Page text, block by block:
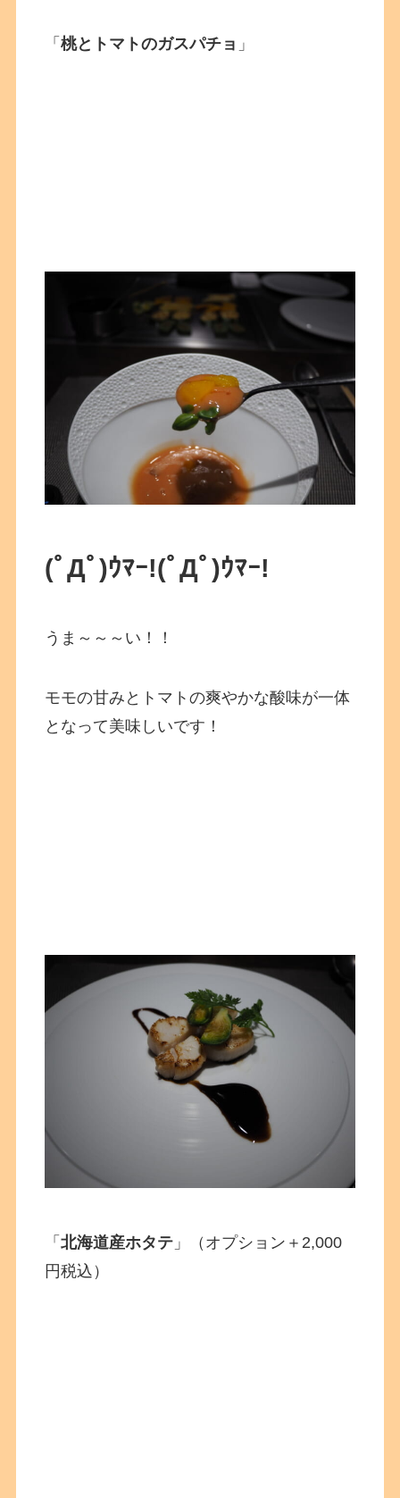
「桃とトマトのガスパチョ 」
(ﾟДﾟ)ｳﾏｰ!(ﾟДﾟ)ｳﾏｰ!
うま～～～い！！
モモの甘みとトマトの爽やかな酸味が一体
となって美味しいです！
「北海道産ホタテ 」（オプション＋2,000
円税込）